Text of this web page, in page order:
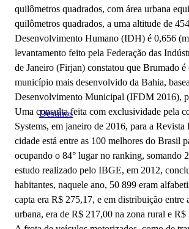
Destinos
quilômetros quadrados, com área urbana
quilômetros quadrados, a uma altitude de
Desenvolvimento Humano (IDH) é 0,656
levantamento feito pela Federação das
de Janeiro (Firjan) constatou que Brumado
município mais desenvolvido da Bahia,
Desenvolvimento Municipal (IFDM 2016),
Uma consulta feita com exclusividade pela
Systems, em janeiro de 2016, para a
cidade está entre as 100 melhores do Brasil
ocupando o 84° lugar no ranking, somando
estudo realizado pelo IBGE, em 2012,
habitantes, naquele ano, 50 899 eram
capta era R$ 275,17, e em distribuição entre
urbana, era de R$ 217,00 na zona rural e